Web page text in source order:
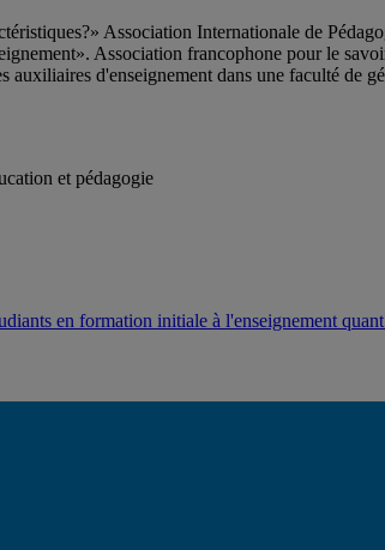
Association Internationale de
Association francophone pour le
auxiliaires d'enseignement dans une faculté
et pédagogie
en formation initiale à l'enseignement